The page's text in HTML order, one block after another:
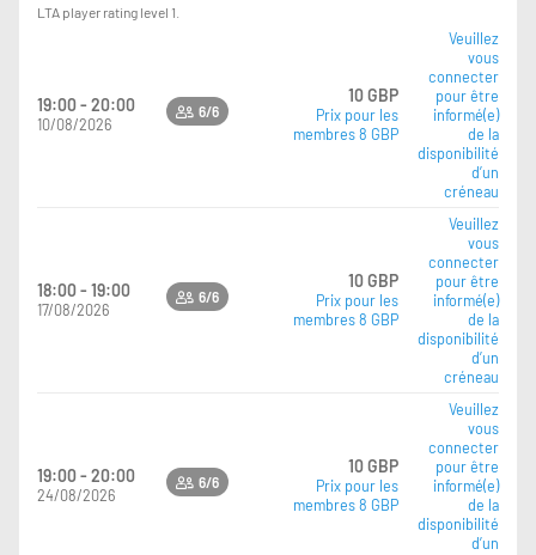
LTA player rating level 1.
19:00 - 20:00
10/08/2026
6/6
10 GBP
Prix pour les
membres 8 GBP
Veuillez
vous
connecter
pour être
informé(e)
de la
disponibilité
d’un
créneau
18:00 - 19:00
17/08/2026
6/6
10 GBP
Prix pour les
membres 8 GBP
Veuillez
vous
connecter
pour être
informé(e)
de la
disponibilité
d’un
créneau
19:00 - 20:00
24/08/2026
6/6
10 GBP
Prix pour les
membres 8 GBP
Veuillez
vous
connecter
pour être
informé(e)
de la
disponibilité
d’un